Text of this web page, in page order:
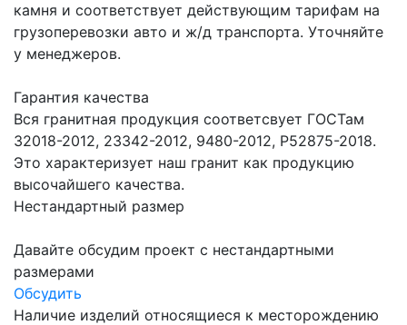
камня и соответствует действующим тарифам на
грузоперевозки авто и ж/д транспорта. Уточняйте
у менеджеров.
Гарантия качества
Вся гранитная продукция соответсвует ГОСТам
32018-2012, 23342-2012, 9480-2012, Р52875-2018.
Это характеризует наш гранит как продукцию
высочайшего качества.
Нестандартный размер
Давайте обсудим проект с нестандартными
размерами
Обсудить
Наличие изделий относящиеся к месторождению